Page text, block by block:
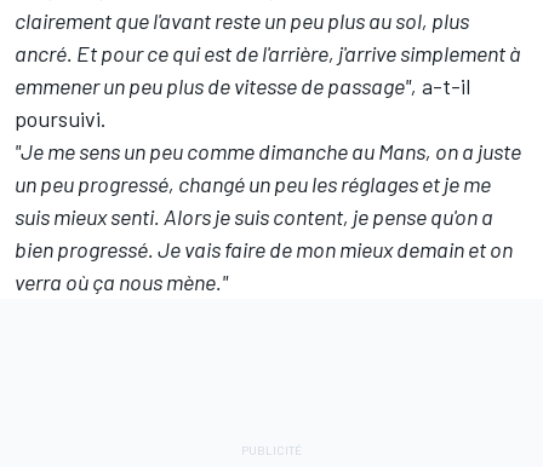
clairement que l'avant reste un peu plus au sol, plus
ancré. Et pour ce qui est de l'arrière, j'arrive simplement à
emmener un peu plus de vitesse de passage", a-t-il
poursuivi.
"Je me sens un peu comme dimanche au Mans, on a juste
un peu progressé, changé un peu les réglages et je me
suis mieux senti. Alors je suis content, je pense qu'on a
bien progressé. Je vais faire de mon mieux demain et on
verra où ça nous mène."